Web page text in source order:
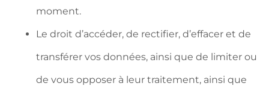
moment.
Le droit d’accéder, de rectifier, d’effacer et de
transférer vos données, ainsi que de limiter ou
de vous opposer à leur traitement, ainsi que